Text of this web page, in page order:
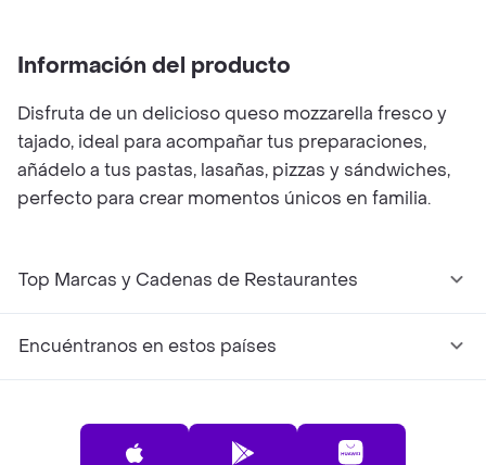
Información del producto
Disfruta de un delicioso queso mozzarella fresco y
tajado, ideal para acompañar tus preparaciones,
añádelo a tus pastas, lasañas, pizzas y sándwiches,
perfecto para crear momentos únicos en familia.
Top Marcas y Cadenas de Restaurantes
Encuéntranos en estos países